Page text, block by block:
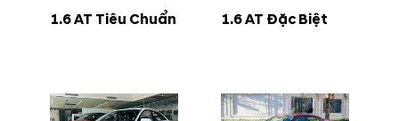
1.6 AT Tiêu Chuẩn 1.6 AT Đặc Biệt